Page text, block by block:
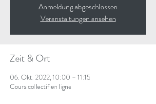
Anmeldung abgeschlossen
Veranstaltungen ansehen
Zeit & Ort
06. Okt. 2022, 10:00 – 11:15
Cours collectif en ligne